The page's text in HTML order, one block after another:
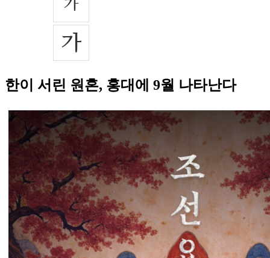
한이 서린 원혼, 홍대에 9월 나타난다